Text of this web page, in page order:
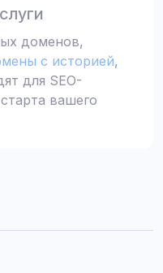
доменов,
с историей,
для SEO-
вашего